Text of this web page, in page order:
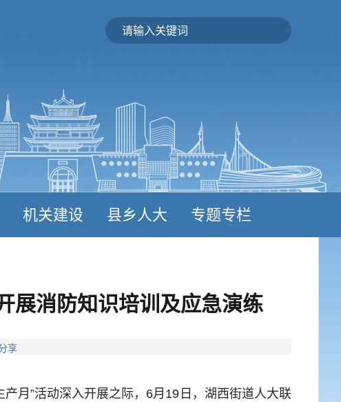
机关建设 县乡人大 专题专栏
消防知识培训及应急演练
享
月”活动深入开展之际，6月19日，湖西街道人大联